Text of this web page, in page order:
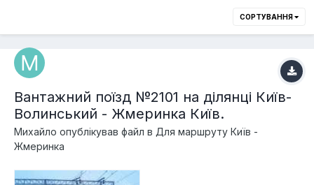
СОРТУВАННЯ
Вантажний поїзд №2101 на ділянці Київ-
Волинський - Жмеринка Київ.
Михайло опублікував файл в Для маршруту Київ -
Жмеринка